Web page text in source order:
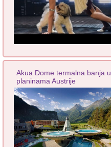
Akua Dome termalna banja u
planinama Austrije